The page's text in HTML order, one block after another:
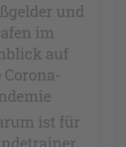
und
im
auf
Corona-
ist für